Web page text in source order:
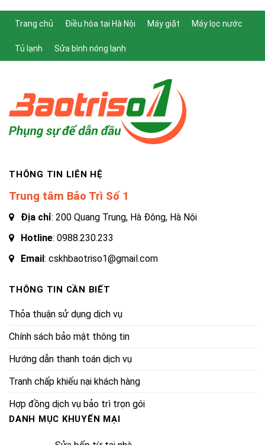
Trang chủ Điều hòa tại Hà Nội Máy giặt Máy lọc nước
Tủ lạnh Sửa bình nóng lạnh
THÔNG TIN LIÊN HỆ
Trung tâm Bảo Trì Số 1
Địa chỉ: 200 Quang Trung, Hà Đông, Hà Nội
Hotline: 0988.230.233
Email: cskhbaotriso1@gmail.com
THÔNG TIN CẦN BIẾT
Thỏa thuận sử dụng dịch vụ
Chính sách bảo mật thông tin
Hướng dẫn thanh toán dịch vụ
Tranh chấp khiếu nại khách hàng
Hợp đồng dịch vụ bảo trì trọn gói
DANH MỤC KHUYẾN MẠI